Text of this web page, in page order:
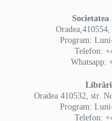
Program:
Telefon:
Whatsapp:
Oradea 410532, str.
Program:
Telefon: